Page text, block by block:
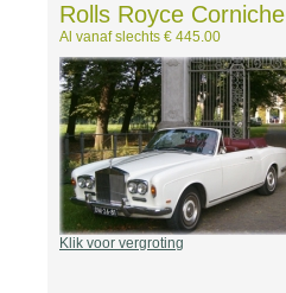
Rolls Royce Corniche
Al vanaf slechts € 445.00
Klik voor vergroting